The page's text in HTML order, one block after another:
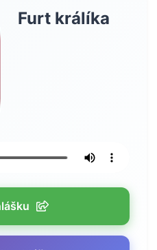
Furt králíka